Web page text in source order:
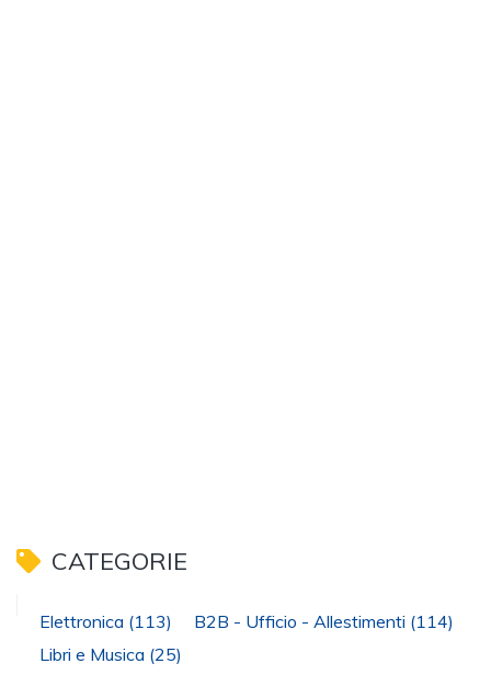
CATEGORIE
Elettronica (113) B2B - Ufficio - Allestimenti (114)
Libri e Musica (25)